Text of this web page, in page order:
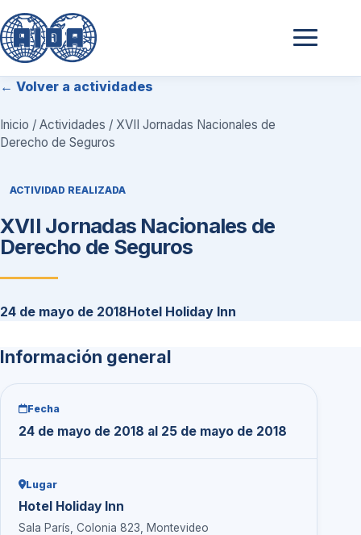
← Volver a actividades
Inicio / Actividades / XVII Jornadas Nacionales de
Derecho de Seguros
ACTIVIDAD REALIZADA
XVII Jornadas Nacionales de
Derecho de Seguros
24 de mayo de 2018Hotel Holiday Inn
Información general
Fecha
24 de mayo de 2018 al 25 de mayo de 2018
Lugar
Hotel Holiday Inn
Sala París, Colonia 823, Montevideo